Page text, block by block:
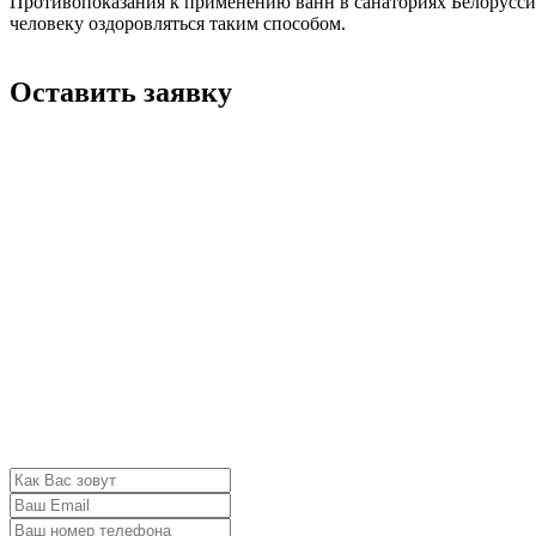
человеку оздоровляться таким способом.
Оставить заявку